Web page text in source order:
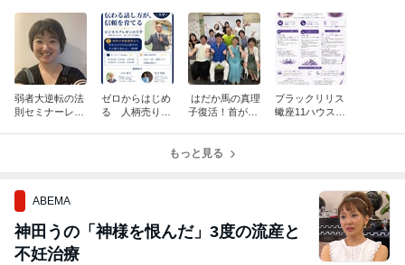
弱者大逆転の法
則セミナーレポ
ゼロからはじめ
る 人柄売りプ
はだか馬の真理
子復活！首が回
5）
ブラックリリス
蠍座11ハウスの
もっと見る
ABEMA
神田うの「神様を恨んだ」3度の流産と
不妊治療